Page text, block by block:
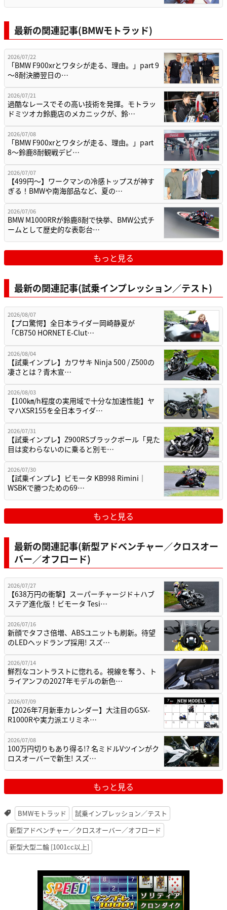
最新の関連記事(BMWモトラッド)
2026/07/22
「BMW F900xrとワタシが走る、理由。」part 9
〜8耐決勝翌日の…
2026/07/21
過酷なレースでその高い技術を発揮。モトラッ
ドミツオカ鈴鹿店のメカニックが、鈴…
2026/07/08
「BMW F900xrとワタシが走る、理由。」part
8〜鈴鹿8耐観戦デビ…
2026/07/07
【499円〜】ワークマンの冷感トップスが神す
ぎる！BMWや南海部品など、夏の…
2026/07/06
BMW M1000RRが鈴鹿8耐で快挙、BMW公式チ
ームとして歴史的な表彰台…
もっと見る
最新の関連記事(試乗インプレッション／テスト)
2026/08/07
【プロ驚愕】全日本ライダー岡崎静夏が
「CB750 HORNET E-Clut…
2026/08/04
【試乗インプレ】カワサキ Ninja 500 / Z500の
凄さとは？青木宣…
2026/08/03
【100㎞/h程度の実用域で十分な加速性能】ヤ
マハXSR155を全日本ライダ…
2026/07/31
【試乗インプレ】Z900RSブラックボール「見た
目は変わらないのに乗ると別モ…
2026/07/30
【試乗インプレ】ビモータ KB998 Rimini｜
WSBKで勝つための69…
もっと見る
最新の関連記事(新型アドベンチャー／クロスオー
バー／オフロード)
2026/07/27
【638万円の衝撃】スーパーチャージド＋ハブ
ステア進化版！ビモータ Tesi…
2026/07/16
新顔でタフさ倍増、ABSユニットも刷新。待望
のLEDヘッドランプ採用! スズ…
2026/07/14
鮮烈なコントラストに惚れる。視線を奪う、ト
ライアンフの2027年モデルの新色…
2026/07/09
【2026年7月新車カレンダー】大注目のGSX-
R1000Rや実力派エリミネ…
2026/07/08
100万円切りもあり得る!? 名ミドルVツインがク
ロスオーバーで新生! スズ…
もっと見る
BMWモトラッド
試乗インプレッション／テスト
新型アドベンチャー／クロスオーバー／オフロード
新型大型二輪 [1001cc以上]